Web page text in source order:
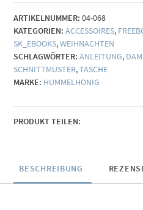
ARTIKELNUMMER: 04-068
KATEGORIEN: ACCESSOIRES,
SK_EBOOKS,WEIHNACHTEN
SCHLAGWÖRTER: ANLEITUNG,
SCHNITTMUSTER,TASCHE
MARKE: HUMMELHONIG
PRODUKT TEILEN:
BESCHREIBUNG